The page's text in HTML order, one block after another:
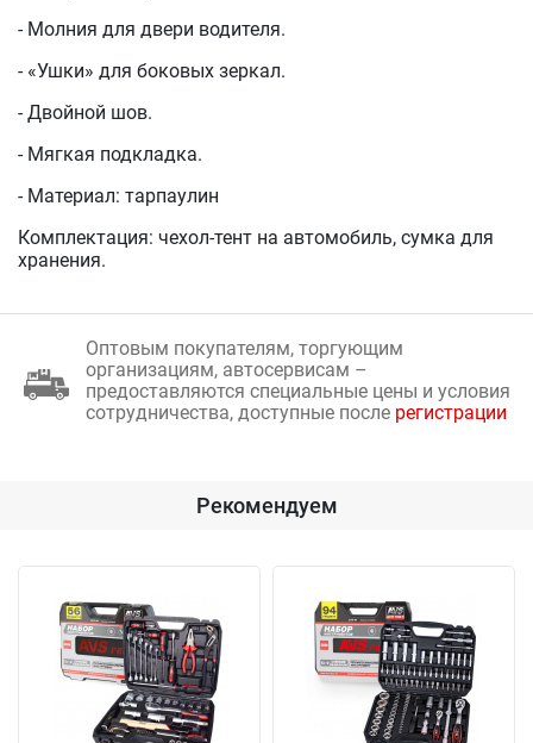
- Молния для двери водителя.
- «Ушки» для боковых зеркал.
- Двойной шов.
- Мягкая подкладка.
- Материал: тарпаулин
Комплектация: чехол-тент на автомобиль, сумка для
хранения.
Оптовым покупателям, торгующим
организациям, автосервисам –
предоставляются специальные цены и условия
сотрудничества, доступные после регистрации
Рекомендуем